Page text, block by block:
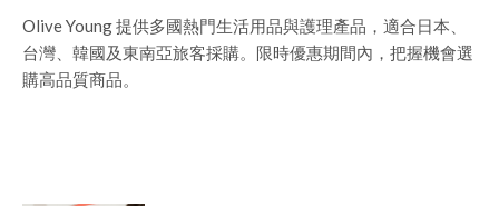
Olive Young 提供多國熱門生活用品與護理產品，適合日本、
台灣、韓國及東南亞旅客採購。限時優惠期間內，把握機會選
購高品質商品。